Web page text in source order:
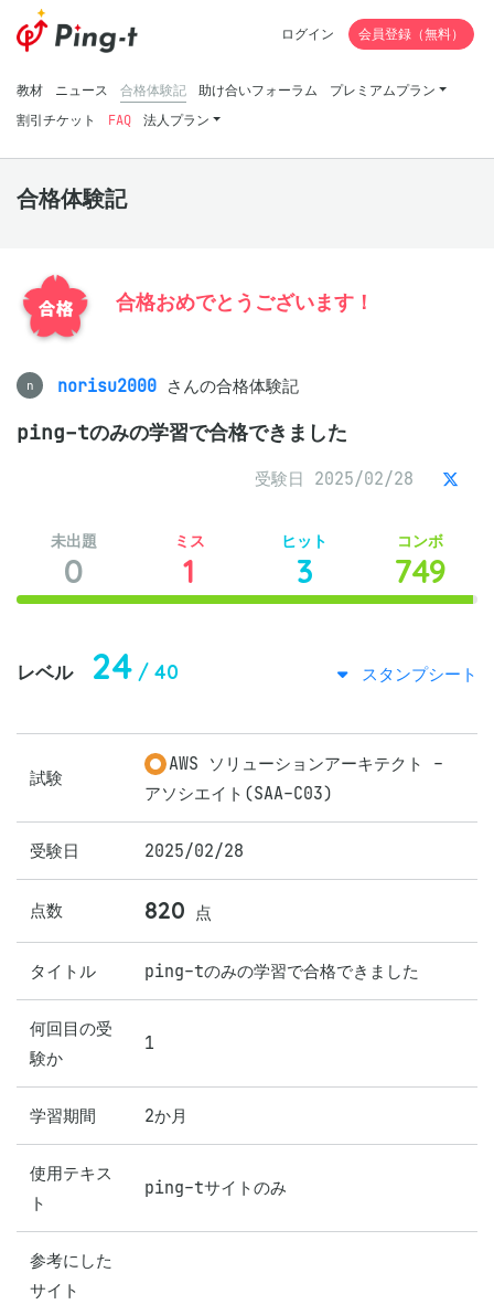
教材 ニュース 合格体験記 助け合いフォーラム
プレミアムプラン
割引チケット
FAQ 法人プラン
ログイン 会員登録（無料）
合格体験記
合格おめでとうございます！
n norisu2000 さんの合格体験記
ping-tのみの学習で合格できました
受験日 2025/02/28
未出題
0
ミス
1
ヒット
3
コンボ
749
レベル 24 / 40 スタンプシート
試験
AWS ソリューションアーキテクト -
アソシエイト(SAA-C03)
受験日 2025/02/28
点数 820 点
タイトル ping-tのみの学習で合格できました
何回目の受
験か
1
学習期間 2か月
使用テキス
ト
ping-tサイトのみ
参考にした
サイト